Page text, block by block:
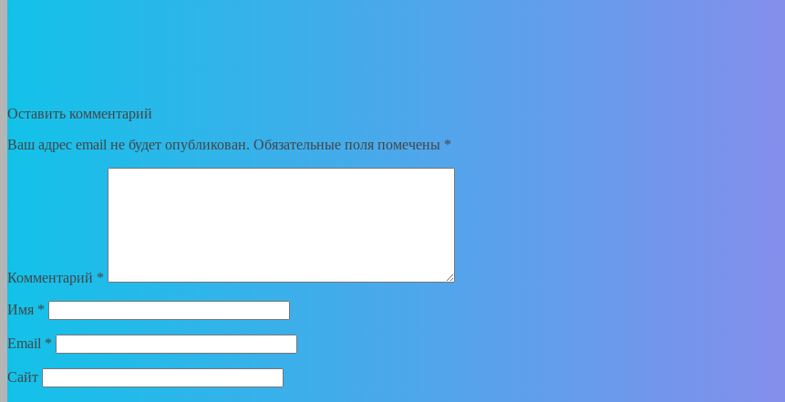
Оставить комментарий
Ваш адрес email не будет опубликован. Обязательные поля помечены *
Комментарий *
Имя *
Email *
Сайт